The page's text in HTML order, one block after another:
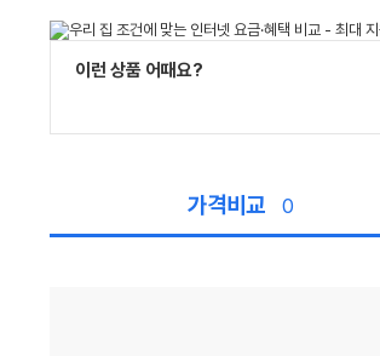
이런 상품 어때요?
가격비교 0